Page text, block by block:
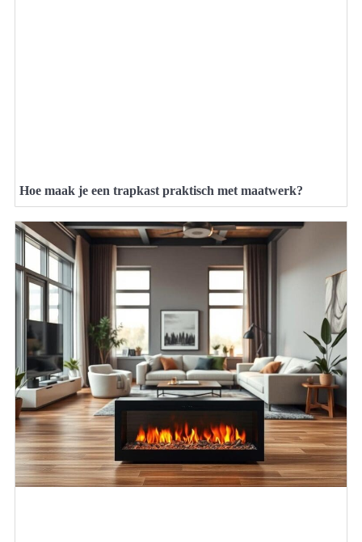
Hoe maak je een trapkast praktisch met maatwerk?